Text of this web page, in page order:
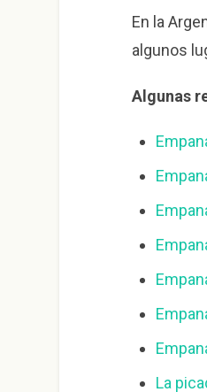
En la
algunos
Algunas
La